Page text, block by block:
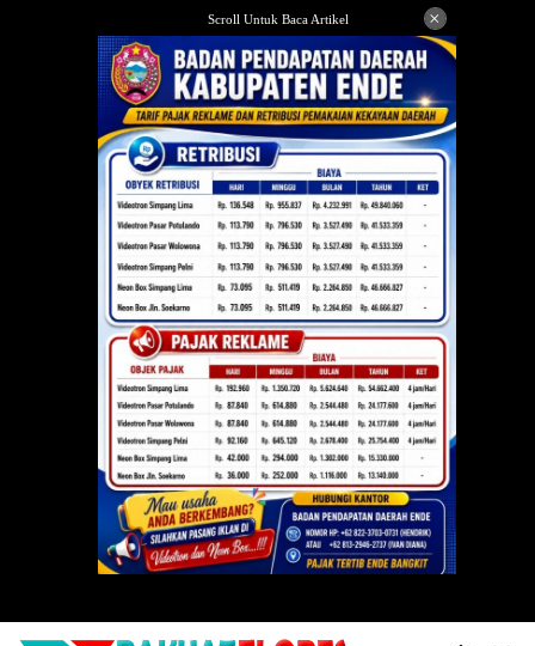
Scroll Untuk Baca Artikel ×